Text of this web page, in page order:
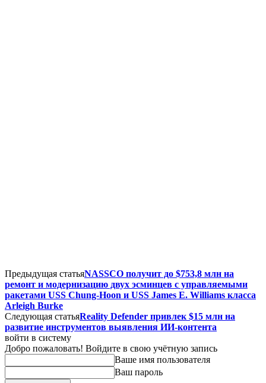
Предыдущая статьяNASSCO получит до $753,8 млн на
ремонт и модернизацию двух эсминцев с управляемыми
ракетами USS Chung-Hoon и USS James E. Williams класса
Arleigh Burke
Следующая статьяReality Defender привлек $15 млн на
развитие инструментов выявления ИИ-контента
войти в систему
Добро пожаловать! Войдите в свою учётную запись
Ваше имя пользователя
Ваш пароль